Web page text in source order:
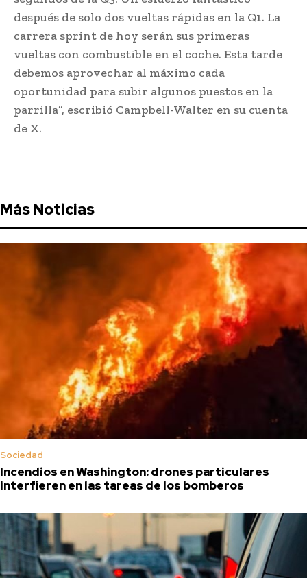
después de solo dos vueltas rápidas en la Q1. La
carrera sprint de hoy serán sus primeras
vueltas con combustible en el coche. Esta tarde
debemos aprovechar al máximo cada
oportunidad para subir algunos puestos en la
parrilla”, escribió Campbell-Walter en su cuenta
de X.
Más Noticias
Sociedad
Incendios en Washington: drones particulares
interfieren en las tareas de los bomberos